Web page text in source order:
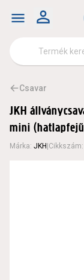
Csavar
JKH
mini
Márka: JKH Cikkszám: